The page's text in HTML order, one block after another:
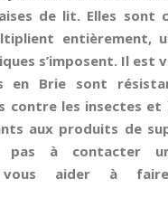
de lit. Elles sont
entièrement,
s’imposent. Il est
en Brie sont
contre les insectes
aux produits de
pas à contacter
vous aider à